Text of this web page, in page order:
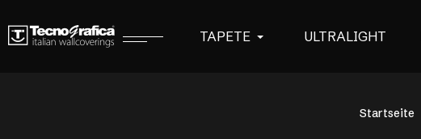
TAPETE ULTRALIGHT
Startseite